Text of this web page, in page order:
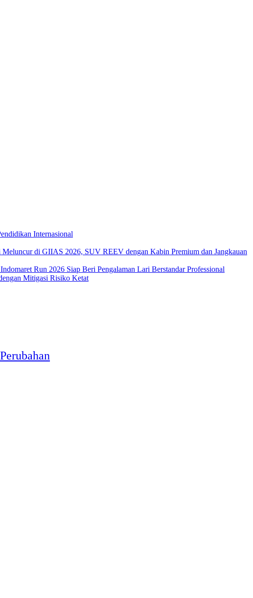
Internasional
di GIIAS 2026, SUV REEV dengan Kabin Premium dan Jangkauan
Run 2026 Siap Beri Pengalaman Lari Berstandar Professional
Mitigasi Risiko Ketat